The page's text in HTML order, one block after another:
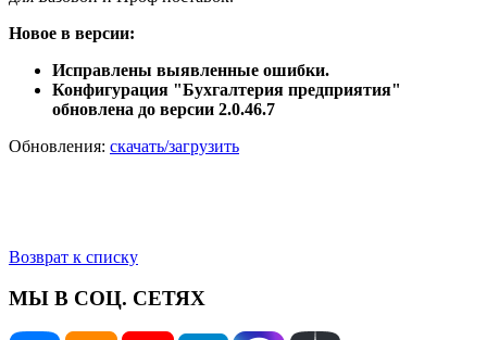
Новое в версии:
Исправлены выявленные ошибки.
Конфигурация "Бухгалтерия предприятия"
обновлена до версии 2.0.46.7
Обновления: скачать/загрузить
Возврат к списку
МЫ В СОЦ. СЕТЯХ